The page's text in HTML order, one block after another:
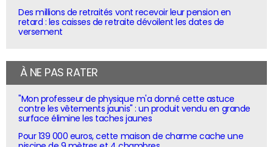
Des millions de retraités vont recevoir leur pension en
retard : les caisses de retraite dévoilent les dates de
versement
À NE PAS RATER
"Mon professeur de physique m'a donné cette astuce
contre les vêtements jaunis" : un produit vendu en grande
surface élimine les taches jaunes
Pour 139 000 euros, cette maison de charme cache une